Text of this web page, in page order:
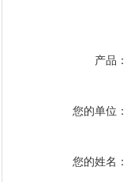
产品：
您的单位：
您的姓名：